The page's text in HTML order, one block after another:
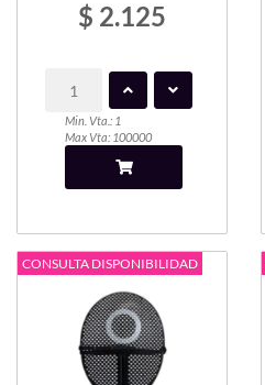
$ 2.125
Min. Vta.: 1
Max Vta: 100000
CONSULTA DISPONIBILIDAD